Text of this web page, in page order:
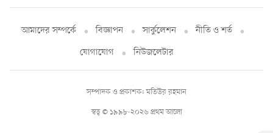
আমাদের সম্পর্কে বিজ্ঞাপন সার্কুলেশন
নীতি ও শর্ত
যোগাযোগ
নিউজলেটার
স্বত্ব © ১৯৯৮-২০২৬ প্রথম আলো
সম্পাদক ও প্রকাশক: মতিউর রহমান